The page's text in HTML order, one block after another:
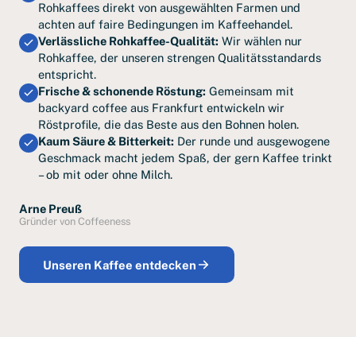
Rohkaffees direkt von ausgewählten Farmen und
achten auf faire Bedingungen im Kaffeehandel.
Verlässliche Rohkaffee-Qualität: Wir wählen nur
Rohkaffee, der unseren strengen Qualitätsstandards
entspricht.
Frische & schonende Röstung: Gemeinsam mit
backyard coffee aus Frankfurt entwickeln wir
Röstprofile, die das Beste aus den Bohnen holen.
Kaum Säure & Bitterkeit: Der runde und ausgewogene
Geschmack macht jedem Spaß, der gern Kaffee trinkt
– ob mit oder ohne Milch.
Arne Preuß
Gründer von Coffeeness
Unseren Kaffee entdecken